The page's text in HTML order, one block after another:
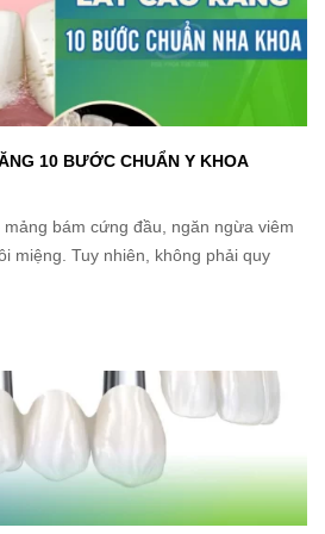
10 BƯỚC CHUẨN Y KHOA
bám cứng đầu, ngăn ngừa viêm
miệng. Tuy nhiên, không phải quy
giống nhau. Tại nha khoa Thùy Anh,
được xây dựng nhằm đảm bảo